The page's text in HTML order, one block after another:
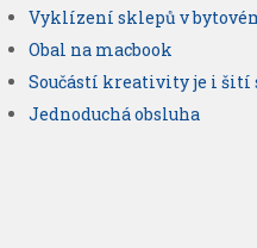
Vyklízení sklepů v
Obal na macbook
Součástí kreativity je i šití
Jednoduchá obsluha